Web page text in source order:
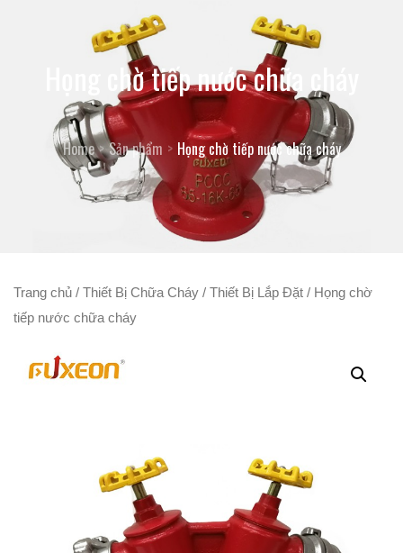
Họng chờ tiếp nước chữa cháy
Home Sản phẩm Họng chờ tiếp nước chữa cháy
Trang chủ / Thiết Bị Chữa Cháy / Thiết Bị Lắp Đặt / Họng chờ
tiếp nước chữa cháy